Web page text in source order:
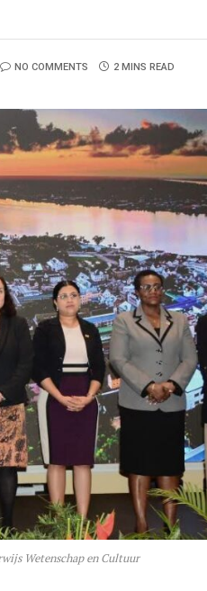
NO COMMENTS 2 MINS READ
Wetenschap en Cultuur